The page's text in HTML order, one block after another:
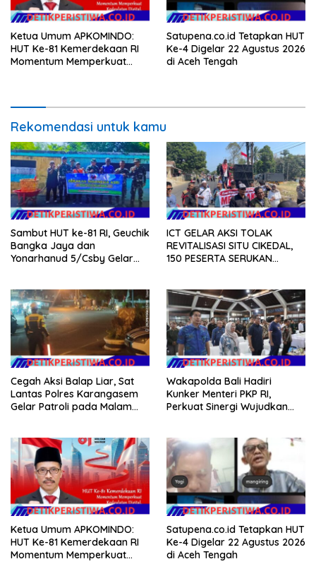
Ketua Umum APKOMINDO:
HUT Ke-81 Kemerdekaan RI
Momentum Memperkuat
Emas 2045
Satupena.co.id Tetapkan HUT
Ke-4 Digelar 22 Agustus 2026
di Aceh Tengah
Rekomendasi untuk kamu
Sambut HUT ke-81 RI, Geuchik
Bangka Jaya dan
Yonarhanud 5/Csby Gelar
ICT GELAR AKSI TOLAK
REVITALISASI SITU CIKEDAL,
150 PESERTA SERUKAN
Cegah Aksi Balap Liar, Sat
Lantas Polres Karangasem
Gelar Patroli pada Malam
Wakapolda Bali Hadiri
Kunker Menteri PKP RI,
Perkuat Sinergi Wujudkan
Ketua Umum APKOMINDO:
HUT Ke-81 Kemerdekaan RI
Momentum Memperkuat
Satupena.co.id Tetapkan HUT
Ke-4 Digelar 22 Agustus 2026
di Aceh Tengah